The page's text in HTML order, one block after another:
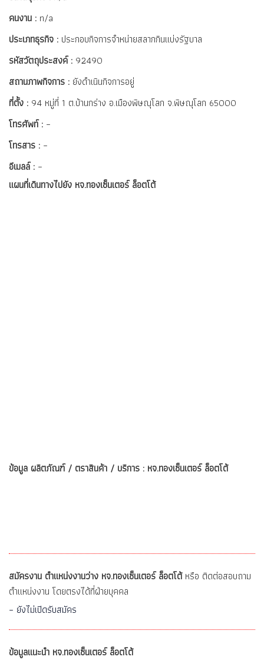
คนงาน : n/a
ประเภทธุรกิจ : ประกอบกิจการจำหน่ายสลากกินแบ่งรัฐบาล
รหัสวัตถุประสงค์ : 92490
สถานภาพกิจการ : ยังดำเนินกิจการอยู่
ที่ตั้ง : 94 หมู่ที่ 1 ต.บ้านกร่าง อ.เมืองพิษณุโลก จ.พิษณุโลก 65000
โทรศัพท์ : –
โทรสาร : –
อีเมลล์ : –
แผนที่เดินทางไปยัง หจ.ทองเซ็นเตอร์ ล็อตโต้
ข้อมูล ผลิตภัณฑ์ / ตราสินค้า / บริการ : หจ.ทองเซ็นเตอร์ ล็อตโต้
สมัครงาน ตำแหน่งงานว่าง หจ.ทองเซ็นเตอร์ ล็อตโต้หรือ ติดต่อสอบถาม
ตำแหน่งงาน โดยตรงได้ที่ฝ่ายบุคคล
– ยังไม่เปิดรับสมัคร
ข้อมูลแนะนำ หจ.ทองเซ็นเตอร์ ล็อตโต้